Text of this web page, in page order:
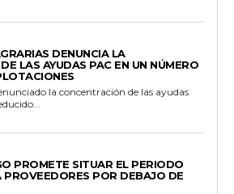
DENUNCIA LA
LAS AYUDAS PAC EN UN NÚMERO
la concentración de las ayudas
PROMETE SITUAR EL PERIODO
PROVEEDORES POR DEBAJO DE